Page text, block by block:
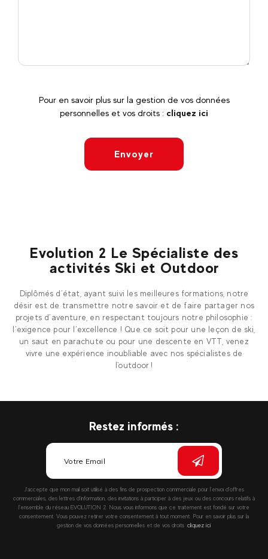
Pour en savoir plus sur la gestion de vos données
personnelles et vos droits : cliquez ici
Envoyer
Evolution 2 Le Spécialiste des
activités Ski et Outdoor
Diplômés d’état, ayant suivi les meilleures formations, notre
désir est de transmettre notre savoir et de faire partager nos
projets d’aventure, en respectant toujours notre philosophie :
l’exigence pour l’excellence ! Que ce soit pour une leçon de ski,
un saut en parachute ou pour une descente en VTT, venez
vivre une expérience inoubliable avec nos spécialistes de
l'outdoor !
Restez informés :
J’accepte que mon mail soit utilisé à des fins de prospection commerciale pour l’envoi d’offres
commerciales, des lettres d’information, des invitations à participer à des jeux ou des concours relatifs à
l’ensemble du réseau EVOLUTION 2. Nous vous informons que ce traitement est fondé sur votre
consentement. Vous pouvez retirer votre consentement à tout moment. Pour en savoir plus sur la
gestion de vos données personnelles et de vos droits :cliquez ici